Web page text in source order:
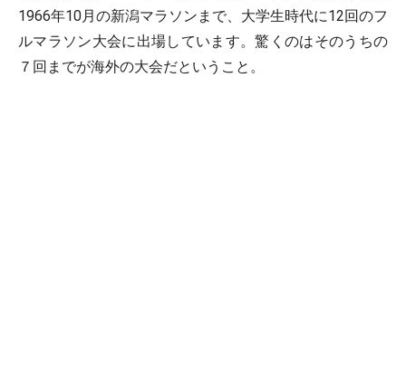
1966年10月の新潟マラソンまで、大学生時代に12回のフ
ルマラソン大会に出場しています。驚くのはそのうちの
７回までが海外の大会だということ。